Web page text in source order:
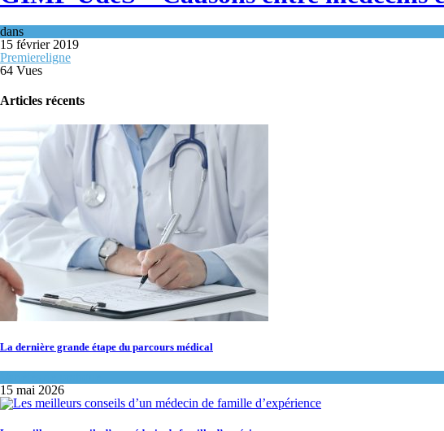
dans
15 février 2019
Premiereligne
64 Vues
Articles récents
La dernière grande étape du parcours médical
15 mai 2026